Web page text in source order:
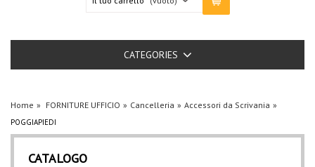
CATEGORIES
Home FORNITURE UFFICIO Cancelleria Accessori da Scrivania
POGGIAPIEDI
CATALOGO